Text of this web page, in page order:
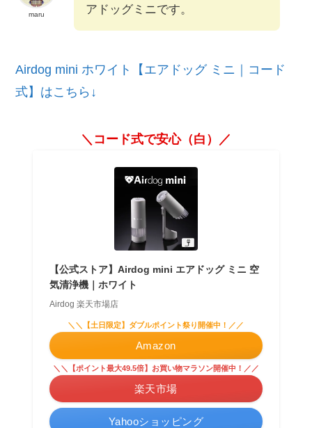
maru アドッグミニです。
Airdog mini ホワイト【エアドッグ ミニ｜コード
式】はこちら↓
＼コード式で安心（白）／
【公式ストア】Airdog mini エアドッグ ミニ 空
気清浄機｜ホワイト
Airdog 楽天市場店
＼＼【土日限定】ダブルポイント祭り開催中！／／
Amazon
＼＼【ポイント最大49.5倍】お買い物マラソン開催中！／／
楽天市場
Yahooショッピング